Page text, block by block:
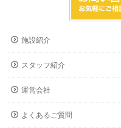
施設紹介
スタッフ紹介
運営会社
よくあるご質問